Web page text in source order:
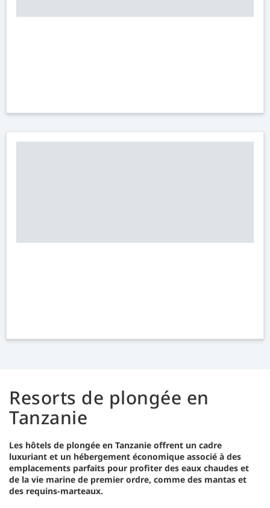
Resorts de plongée en
Tanzanie
Les hôtels de plongée en Tanzanie offrent un cadre
luxuriant et un hébergement économique associé à des
emplacements parfaits pour profiter des eaux chaudes et
de la vie marine de premier ordre, comme des mantas et
des requins-marteaux.